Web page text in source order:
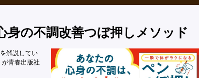
身の不調改善つぼ押しメソッド
解説してい
青春出版社